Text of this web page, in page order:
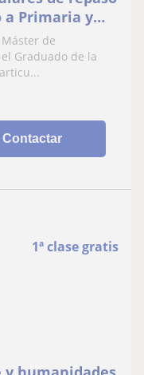
a Primaria y
de
Graduado de la
Contactar
1ª clase gratis